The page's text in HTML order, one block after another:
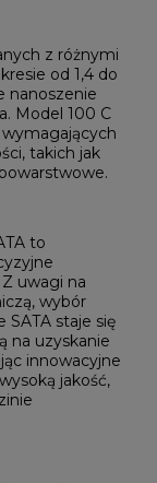
z różnymi
od 1,4 do
nanoszenie
Model 100 C
wymagających
takich jak
to
uwagi na
wybór
SATA staje się
na uzyskanie
innowacyjne
jakość,